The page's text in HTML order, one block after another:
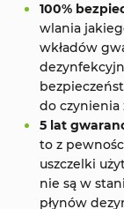
100%
wlania
wkładów
do czynienia
5 lat
to z
uszczelki
nie są w
płynów